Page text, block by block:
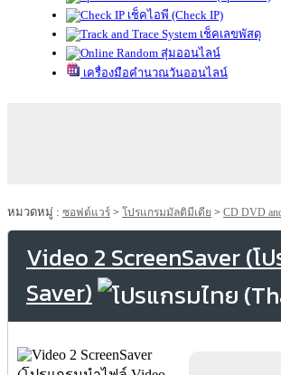
เช็คไอพี (Check IP)
เช็คเลขพัสดุ
สุ่มออนไลน์
เครื่องมือคำนวณวันออนไลน์
หมวดหมู่ : ซอฟต์แวร์ > โปรแกรมมัลติมีเดีย > CD DVD
Video 2 ScreenSaver (โ
Saver)